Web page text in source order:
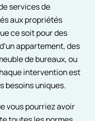
services de
aux propriétés
ce soit pour des
appartement, des
de bureaux, ou
intervention est
besoins uniques.
vous pourriez avoir